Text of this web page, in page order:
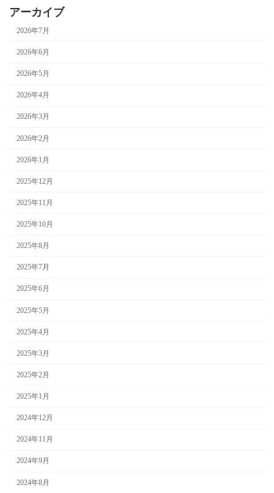
アーカイブ
2026年7月
2026年6月
2026年5月
2026年4月
2026年3月
2026年2月
2026年1月
2025年12月
2025年11月
2025年10月
2025年8月
2025年7月
2025年6月
2025年5月
2025年4月
2025年3月
2025年2月
2025年1月
2024年12月
2024年11月
2024年9月
2024年8月